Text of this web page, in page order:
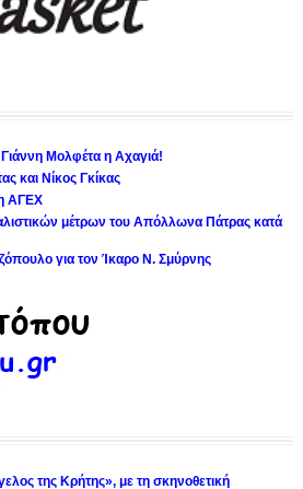
Μολφέτα η Αχαγιά!
και Νίκος Γκίκας
ΑΓΕΧ
μέτρων του Απόλλωνα Πάτρας κατά
για τον Ίκαρο Ν. Σμύρνης
της Κρήτης», με τη σκηνοθετική